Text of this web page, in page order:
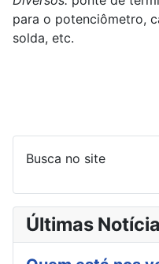
para o potenciômetro,
solda, etc.
Busca no site
Últimas